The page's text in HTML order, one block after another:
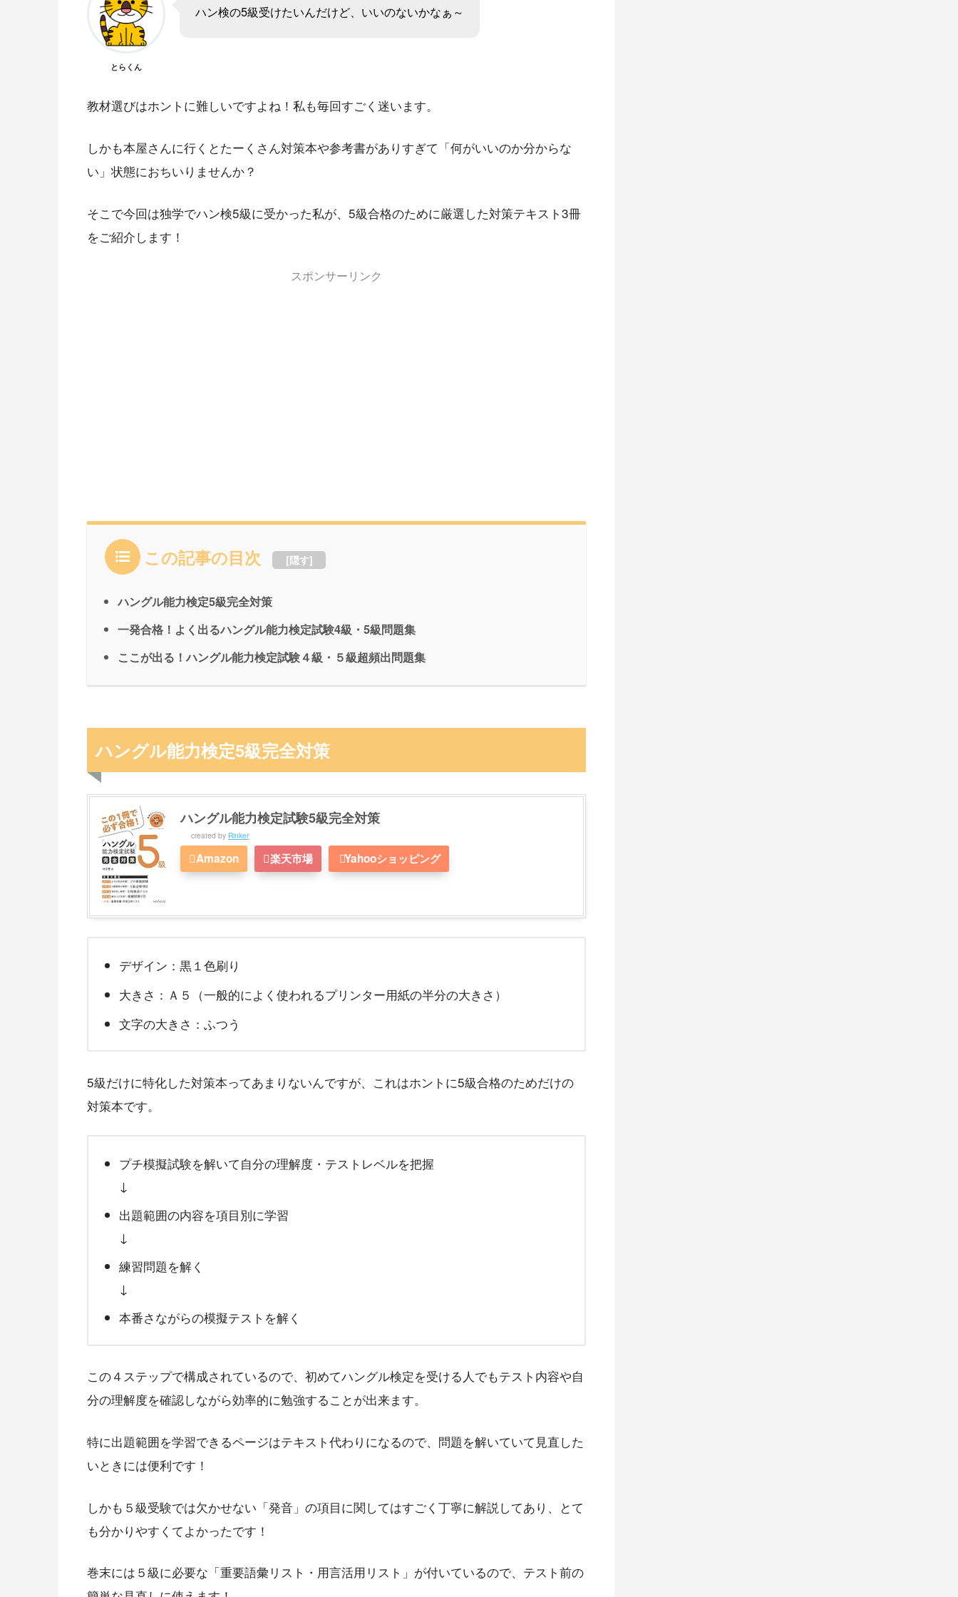
とらくん
ハン検の5級受けたいんだけど、いいのないかなぁ～
教材選びはホントに難しいですよね！私も毎回すごく迷います。
しかも本屋さんに行くとたーくさん対策本や参考書がありすぎて「何がいいのか分からな
い」状態におちいりませんか？
そこで今回は独学でハン検5級に受かった私が、5級合格のために厳選した対策テキスト3冊
をご紹介します！
スポンサーリンク
この記事の目次 [隠す]
ハングル能力検定5級完全対策
一発合格！よく出るハングル能力検定試験4級・5級問題集
ここが出る！ハングル能力検定試験４級・５級超頻出問題集
ハングル能力検定5級完全対策
ハングル能力検定試験5級完全対策
created by Rinker
Amazon 楽天市場 Yahooショッピング
デザイン：黒１色刷り
大きさ：Ａ５（一般的によく使われるプリンター用紙の半分の大きさ）
文字の大きさ：ふつう
5級だけに特化した対策本ってあまりないんですが、これはホントに5級合格のためだけの
対策本です。
プチ模擬試験を解いて自分の理解度・テストレベルを把握
↓
出題範囲の内容を項目別に学習
↓
練習問題を解く
↓
本番さながらの模擬テストを解く
この４ステップで構成されているので、初めてハングル検定を受ける人でもテスト内容や自
分の理解度を確認しながら効率的に勉強することが出来ます。
特に出題範囲を学習できるページはテキスト代わりになるので、問題を解いていて見直した
いときには便利です！
しかも ５級受験では欠かせない「発音」の項目に関してはすごく丁寧に解説してあり、とて
も分かりやすくてよかったです！
巻末には５級に必要な「重要語彙リスト・用言活用リスト」が付いているので、テスト前の